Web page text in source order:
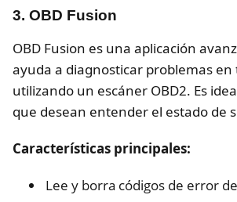
3. OBD Fusion
OBD Fusion es una aplicación
ayuda a diagnosticar problemas
utilizando un escáner OBD2. Es
que desean entender el estado de
Características principales:
Lee y borra códigos de error